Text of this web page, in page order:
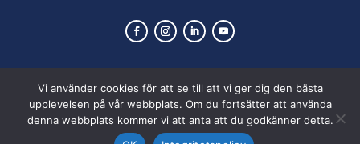
© 2026 Svenska Bordtennisförbundet
Vi använder cookies för att se till att vi ger dig den bästa
upplevelsen på vår webbplats. Om du fortsätter att använda
denna webbplats kommer vi att anta att du godkänner detta.